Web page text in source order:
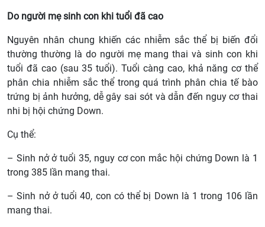
Do người mẹ sinh con khi tuổi đã cao
Nguyên nhân chung khiến các nhiễm sắc thể bị biến đổi
thường thường là do người mẹ mang thai và sinh con khi
tuổi đã cao (sau 35 tuổi). Tuổi càng cao, khả năng cơ thể
phân chia nhiễm sắc thể trong quá trình phân chia tế bào
trứng bị ảnh hưởng, dễ gây sai sót và dẫn đến nguy cơ thai
nhi bị hội chứng Down.
Cụ thể:
– Sinh nở ở tuổi 35, nguy cơ con mắc hội chứng Down là 1
trong 385 lần mang thai.
– Sinh nở ở tuổi 40, con có thể bị Down là 1 trong 106 lần
mang thai.